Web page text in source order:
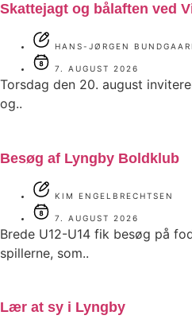
Skattejagt og bålaften ved
HANS-JØRGEN
7. AUGUST 2026
Torsdag den 20. august
og..
Besøg af Lyngby Boldklub
KIM ENGELBRECHTSEN
7. AUGUST 2026
Brede U12-U14 fik besøg på
spillerne, som..
Lær at sy i Lyngby